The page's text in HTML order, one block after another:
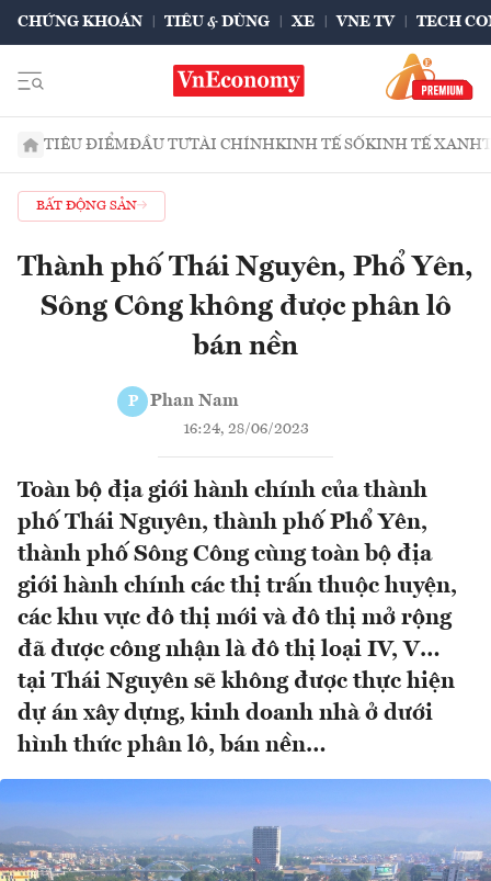
CHỨNG KHOÁN TIÊU & DÙNG XE VNE TV TECH
TIÊU ĐIỂMĐẦU TƯTÀI CHÍNHKINH TẾ SỐKINH TẾ XANH
BẤT ĐỘNG SẢN
Thành phố Thái Nguyên, Phổ Yên,
Sông Công không được phân lô
bán nền
P Phan Nam
16:24, 28/06/2023
Toàn bộ địa giới hành chính của thành
phố Thái Nguyên, thành phố Phổ Yên,
thành phố Sông Công cùng toàn bộ địa
giới hành chính các thị trấn thuộc huyện,
các khu vực đô thị mới và đô thị mở rộng
đã được công nhận là đô thị loại IV, V…
tại Thái Nguyên sẽ không được thực hiện
dự án xây dựng, kinh doanh nhà ở dưới
hình thức phân lô, bán nền…